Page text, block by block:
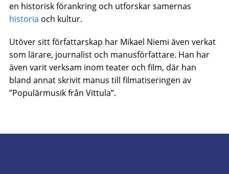
en historisk förankring och utforskar samernas
historia och kultur.
Utöver sitt författarskap har Mikael Niemi även verkat
som lärare, journalist och manusförfattare. Han har
även varit verksam inom teater och film, där han
bland annat skrivit manus till filmatiseringen av
”Populärmusik från Vittula”.